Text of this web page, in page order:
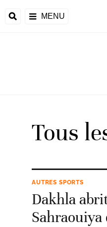
MENU
Tous
AUTRES SPORTS
Dakhla
Sahraouiya